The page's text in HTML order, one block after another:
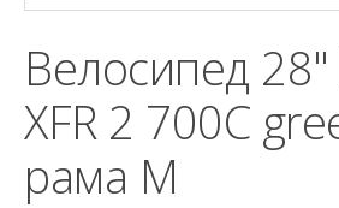
Велосипед
XFR 2 700C
рама М